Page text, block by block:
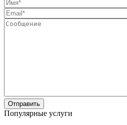
Популярные услуги